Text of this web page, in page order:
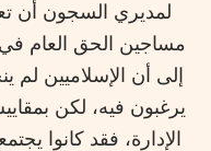
لمديري السجون أن
مساجين الحق العام
إلى أن الإسلاميين
يرغبون فيه، لكن
الإدارة، فقد كانوا